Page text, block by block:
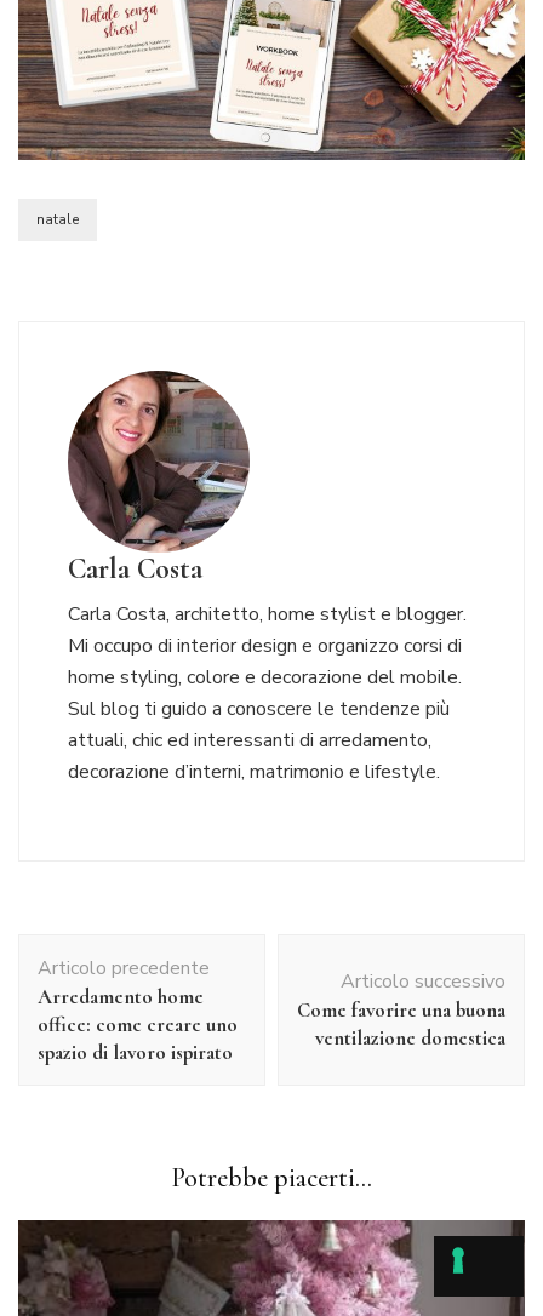
natale
Carla Costa
Carla Costa, architetto, home stylist e blogger.
Mi occupo di interior design e organizzo corsi di
home styling, colore e decorazione del mobile.
Sul blog ti guido a conoscere le tendenze più
attuali, chic ed interessanti di arredamento,
decorazione d’interni, matrimonio e lifestyle.
articolo
Articolo precedente
Arredamento home
office: come creare uno
spazio di lavoro ispirato
Articolo successivo
Come favorire una buona
ventilazione domestica
Potrebbe piacerti...